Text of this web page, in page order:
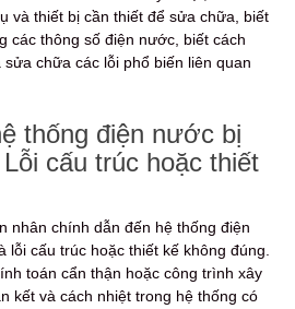
và thiết bị cần thiết để sửa chữa, biết
các thông số điện nước, biết cách
chữa các lỗi phổ biến liên quan
thống điện nước bị
cấu trúc hoặc thiết
nhân chính dẫn đến hệ thống điện
lỗi cấu trúc hoặc thiết kế không đúng.
toán cẩn thận hoặc công trình xây
kết và cách nhiệt trong hệ thống có